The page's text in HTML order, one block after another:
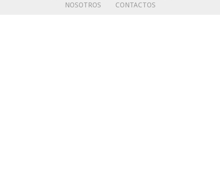
NOSOTROS CONTACTOS